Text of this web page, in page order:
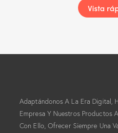
Vista
Adaptándonos A La Era Digital,
Empresa Y Nuestros Productos
Con Ello, Ofrecer Siempre Una